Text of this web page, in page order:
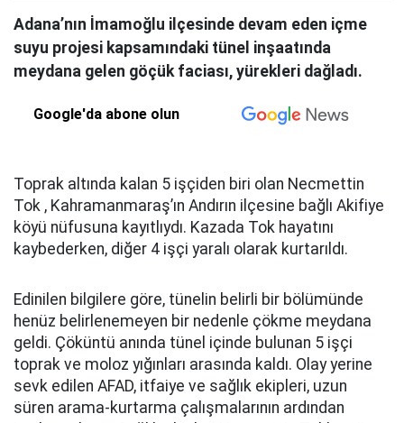
Adana’nın İmamoğlu ilçesinde devam eden içme
suyu projesi kapsamındaki tünel inşaatında
meydana gelen göçük faciası, yürekleri dağladı.
Google'da abone olun
Toprak altında kalan 5 işçiden biri olan Necmettin
Tok , Kahramanmaraş’ın Andırın ilçesine bağlı Akifiye
köyü nüfusuna kayıtlıydı. Kazada Tok hayatını
kaybederken, diğer 4 işçi yaralı olarak kurtarıldı.
Edinilen bilgilere göre, tünelin belirli bir bölümünde
henüz belirlenemeyen bir nedenle çökme meydana
geldi. Çöküntü anında tünel içinde bulunan 5 işçi
toprak ve moloz yığınları arasında kaldı. Olay yerine
sevk edilen AFAD, itfaiye ve sağlık ekipleri, uzun
süren arama-kurtarma çalışmalarının ardından